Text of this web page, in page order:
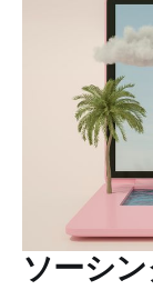
ソーシ